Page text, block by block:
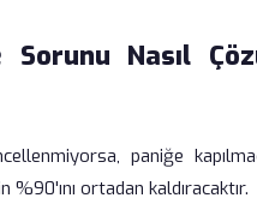
Nasıl
paniğe
%90'ını ortadan kaldıracaktır.